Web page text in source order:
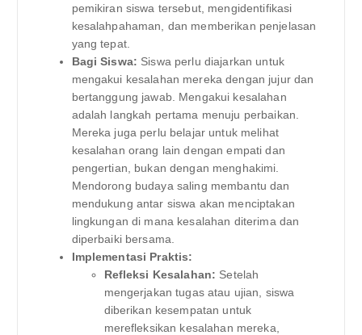
pemikiran siswa tersebut, mengidentifikasi
kesalahpahaman, dan memberikan penjelasan
yang tepat.
Bagi Siswa: Siswa perlu diajarkan untuk
mengakui kesalahan mereka dengan jujur dan
bertanggung jawab. Mengakui kesalahan
adalah langkah pertama menuju perbaikan.
Mereka juga perlu belajar untuk melihat
kesalahan orang lain dengan empati dan
pengertian, bukan dengan menghakimi.
Mendorong budaya saling membantu dan
mendukung antar siswa akan menciptakan
lingkungan di mana kesalahan diterima dan
diperbaiki bersama.
Implementasi Praktis:
Refleksi Kesalahan: Setelah
mengerjakan tugas atau ujian, siswa
diberikan kesempatan untuk
merefleksikan kesalahan mereka,